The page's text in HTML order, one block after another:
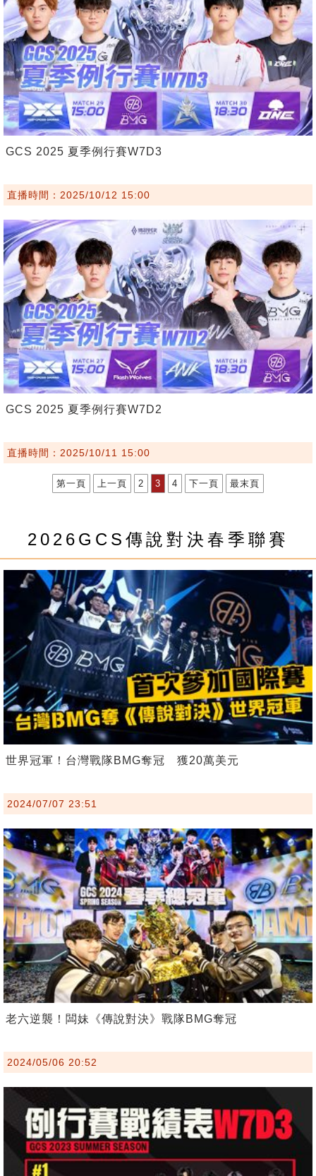
GCS 2025 夏季例行賽W7D3
直播時間：2025/10/12 15:00
GCS 2025 夏季例行賽W7D2
直播時間：2025/10/11 15:00
第一頁 上一頁 2 3 4 下一頁 最末頁
2026GCS傳說對決春季聯賽
世界冠軍！台灣戰隊BMG奪冠 獲20萬美元
2024/07/07 23:51
老六逆襲！闆妹《傳說對決》戰隊BMG奪冠
2024/05/06 20:52